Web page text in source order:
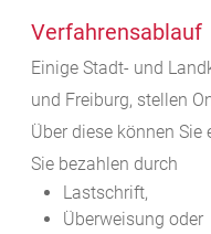
Verfahrensablauf
Einige Stadt- und
und Freiburg, stellen
Über diese können
Sie bezahlen durch
Lastschrift,
Überweisung oder